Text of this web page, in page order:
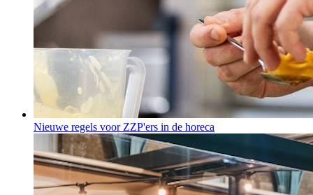
Nieuwe regels voor ZZP'ers in de horeca